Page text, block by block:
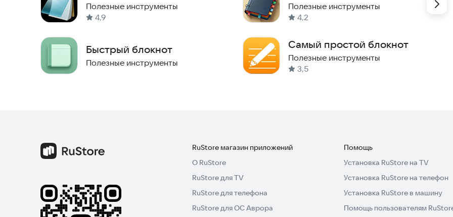
Полезные инструменты
4,9
Быстрый блокнот
Полезные инструменты
дел
Полезные инструменты
4,2
Самый простой блокнот
Полезные инструменты
3,5
RuStore магазин приложений
О RuStore
RuStore для TV
RuStore для телефона
RuStore для ОС Аврора
Помощь
Установка RuStore на TV
Установка RuStore на телефон
Установка RuStore в машину
Помощь пользователям